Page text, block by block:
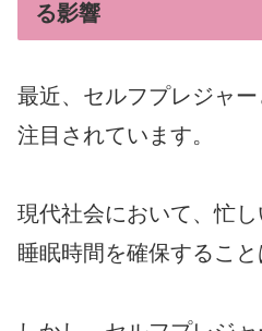
る影響
最近、セルフプレジャ
注目されています。
現代社会において、忙
睡眠時間を確保すること